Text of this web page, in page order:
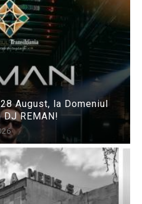
August, la Domeniul
REMAN!